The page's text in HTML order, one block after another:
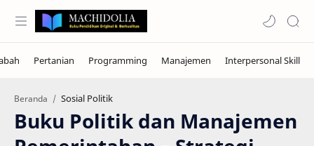
Beranda Sosial Politik
Buku Politik dan Manajemen